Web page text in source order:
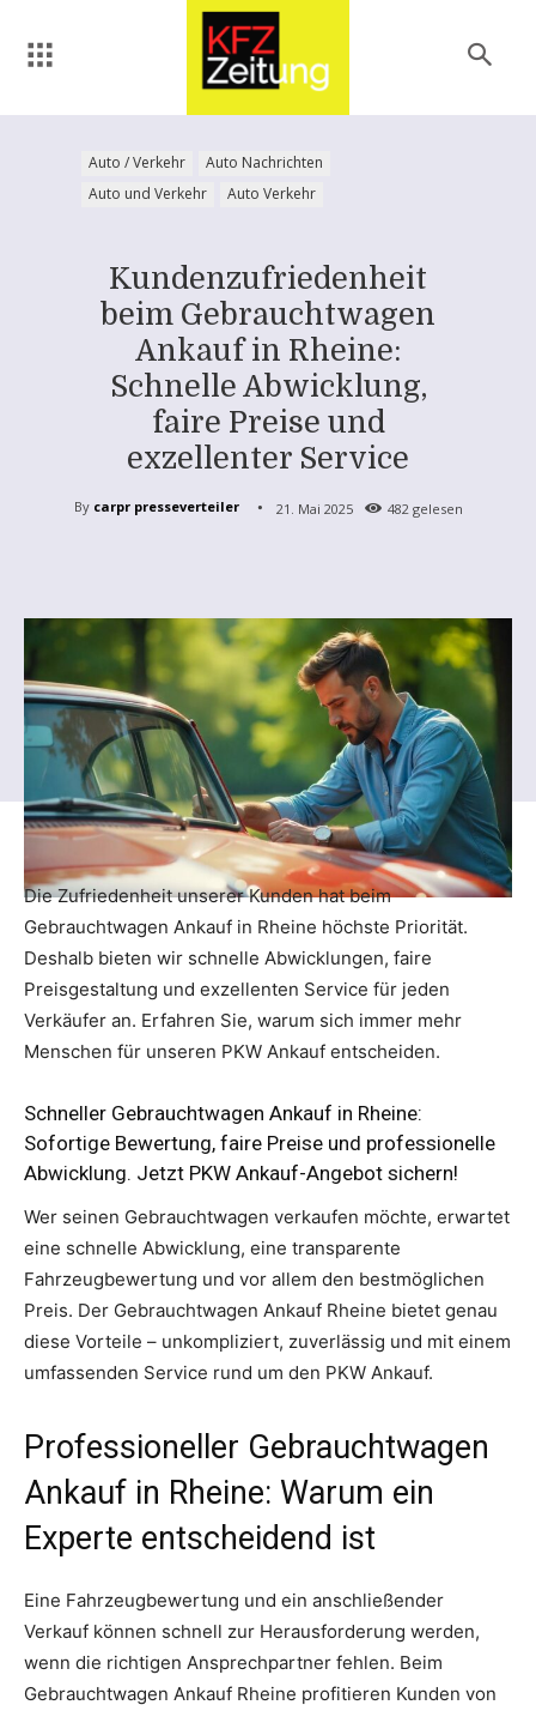
Auto / Verkehr
Auto Nachrichten
Auto und Verkehr
Auto Verkehr
Kundenzufriedenheit
beim Gebrauchtwagen
Ankauf in Rheine:
Schnelle Abwicklung,
faire Preise und
exzellenter Service
By carpr presseverteiler 21. Mai 2025 482 gelesen
Die Zufriedenheit unserer Kunden hat beim
Gebrauchtwagen Ankauf in Rheine höchste Priorität.
Deshalb bieten wir schnelle Abwicklungen, faire
Preisgestaltung und exzellenten Service für jeden
Verkäufer an. Erfahren Sie, warum sich immer mehr
Menschen für unseren PKW Ankauf entscheiden.
Schneller Gebrauchtwagen Ankauf in Rheine:
Sofortige Bewertung, faire Preise und professionelle
Abwicklung. Jetzt PKW Ankauf-Angebot sichern!
Wer seinen Gebrauchtwagen verkaufen möchte, erwartet
eine schnelle Abwicklung, eine transparente
Fahrzeugbewertung und vor allem den bestmöglichen
Preis. Der Gebrauchtwagen Ankauf Rheine bietet genau
diese Vorteile – unkompliziert, zuverlässig und mit einem
umfassenden Service rund um den PKW Ankauf.
Professioneller Gebrauchtwagen
Ankauf in Rheine: Warum ein
Experte entscheidend ist
Eine Fahrzeugbewertung und ein anschließender
Verkauf können schnell zur Herausforderung werden,
wenn die richtigen Ansprechpartner fehlen. Beim
Gebrauchtwagen Ankauf Rheine profitieren Kunden von